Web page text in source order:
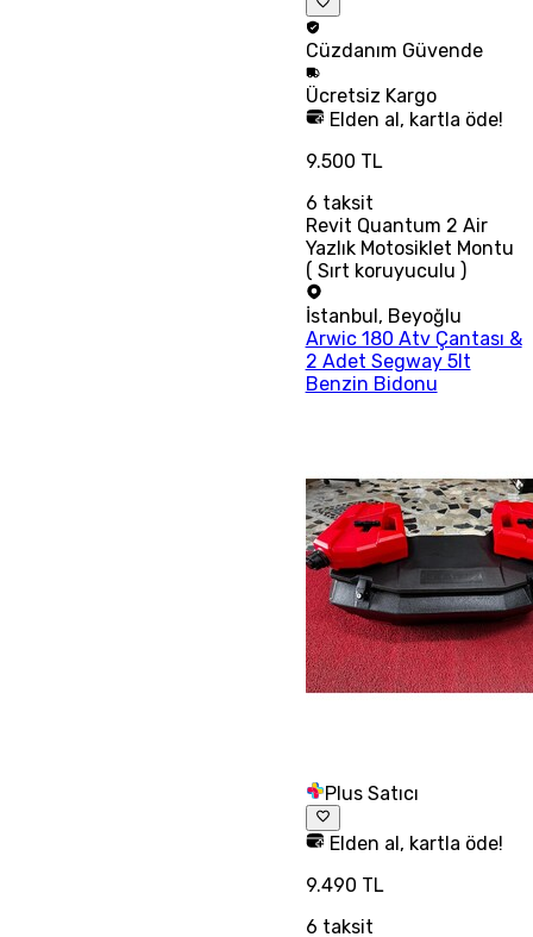
Cüzdanım Güvende
Ücretsiz Kargo
Elden al, kartla öde!
9.500 TL
6 taksit
Revit Quantum 2 Air
Yazlık Motosiklet Montu
( Sırt koruyuculu )
İstanbul, Beyoğlu
Arwic 180 Atv Çantası &
2 Adet Segway 5lt
Benzin Bidonu
Plus Satıcı
Elden al, kartla öde!
9.490 TL
6 taksit